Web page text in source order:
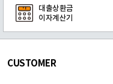
대출상환금
이자계산기
CUSTOMER